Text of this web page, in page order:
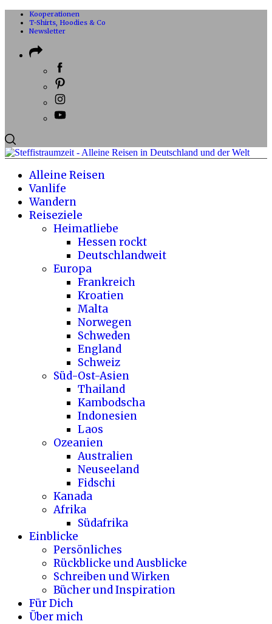
Kooperationen
T-Shirts, Hoodies & Co
Newsletter
Alleine Reisen
Vanlife
Wandern
Reiseziele
Heimatliebe
Hessen rockt
Deutschlandweit
Europa
Frankreich
Kroatien
Malta
Norwegen
Schweden
England
Schweiz
Süd-Ost-Asien
Thailand
Kambodscha
Indonesien
Laos
Ozeanien
Australien
Neuseeland
Fidschi
Kanada
Afrika
Südafrika
Einblicke
Persönliches
Rückblicke und Ausblicke
Schreiben und Wirken
Bücher und Inspiration
Für Dich
Über mich